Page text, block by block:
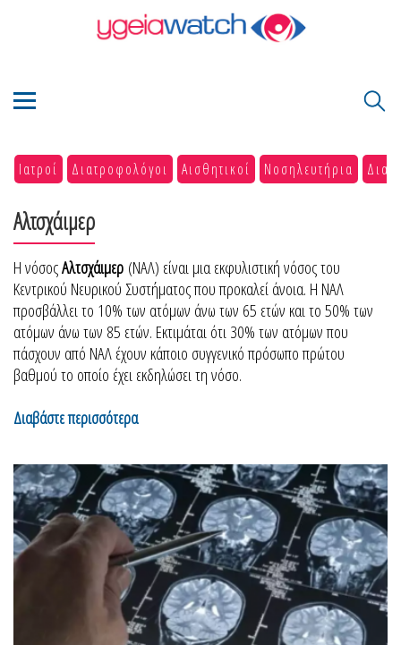
Ιατροί Διατροφολόγοι Αισθητικοί Νοσηλευτήρια
Αλτσχάιμερ
Η νόσοςΑλτσχάιμερ (ΝΑΛ) είναι μια εκφυλιστική νόσος του
Κεντρικού Νευρικού Συστήματος που προκαλεί άνοια. Η ΝΑΛ
προσβάλλει το 10% των ατόμων άνω των 65 ετών και το 50% των
ατόμων άνω των 85 ετών. Εκτιμάται ότι 30% των ατόμων που
πάσχουν από ΝΑΛ έχουν κάποιο συγγενικό πρόσωπο πρώτου
βαθμού το οποίο έχει εκδηλώσει τη νόσο.
Διαβάστε περισσότερα